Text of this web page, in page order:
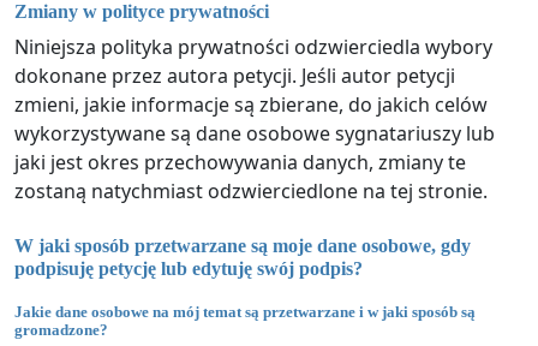
Zmiany w polityce prywatności
Niniejsza polityka prywatności odzwierciedla wybory
dokonane przez autora petycji. Jeśli autor petycji
zmieni, jakie informacje są zbierane, do jakich celów
wykorzystywane są dane osobowe sygnatariuszy lub
jaki jest okres przechowywania danych, zmiany te
zostaną natychmiast odzwierciedlone na tej stronie.
W jaki sposób przetwarzane są moje dane osobowe, gdy
podpisuję petycję lub edytuję swój podpis?
Jakie dane osobowe na mój temat są przetwarzane i w jaki sposób są
gromadzone?